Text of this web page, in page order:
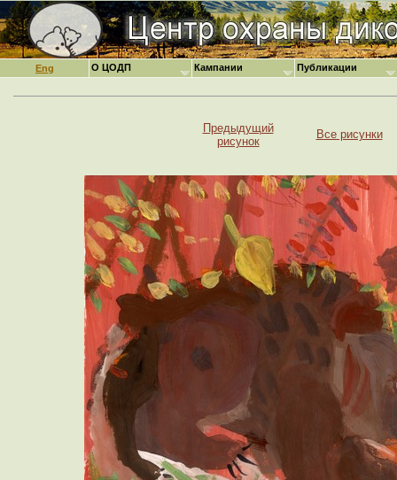
Eng
Предыдущий
рисунок
Все рисунки
О ЦОДП Кампании Публикации